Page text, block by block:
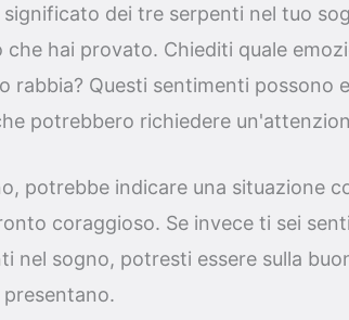
dei tre serpenti nel tuo
hai provato. Chiediti quale
rabbia? Questi sentimenti possono
potrebbero richiedere
potrebbe indicare una situazione
coraggioso. Se invece ti sei
nel sogno, potresti essere sulla